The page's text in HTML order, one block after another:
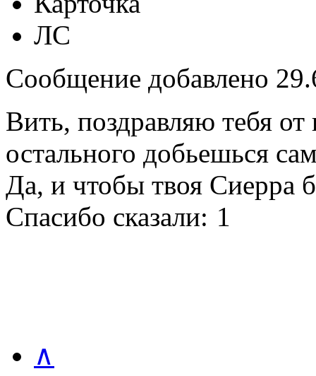
ЛС
Сообщение добавлено
Вить, поздравляю тебя
остального добьешься
Да, и чтобы твоя Сиерра
Спасибо сказали: 1
∧